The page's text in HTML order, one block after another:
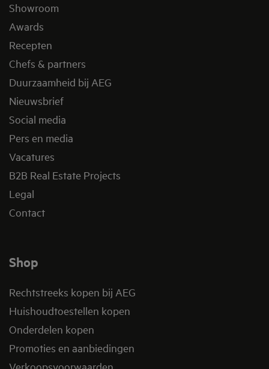
Showroom
Awards
Recepten
Chefs & partners
Duurzaamheid bij AEG
Nieuwsbrief
Social media
Pers en media
Vacatures
B2B Real Estate Projects
Legal
Contact
Shop
Rechtstreeks kopen bij AEG
Huishoudtoestellen kopen
Onderdelen kopen
Promoties en aanbiedingen